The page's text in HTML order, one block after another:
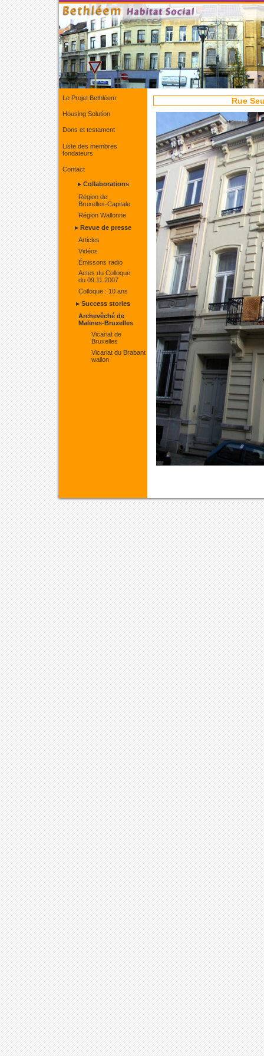
Le Projet Bethléem
Housing Solution
Dons et testament
Liste des membres
fondateurs
Contact
▸ Collaborations
Région de
Bruxelles-Capitale
Région Wallonne
▸ Revue de presse
Articles
Vidéos
Émissons radio
Actes du Colloque
du 09.11.2007
Colloque : 10 ans
▸ Success stories
Archevêché de
Malines-Bruxelles
Vicariat de
Bruxelles
Vicariat du Brabant
wallon
Rue